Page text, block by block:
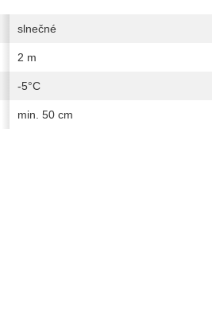
slnečné
2 m
-5°C
min. 50 cm